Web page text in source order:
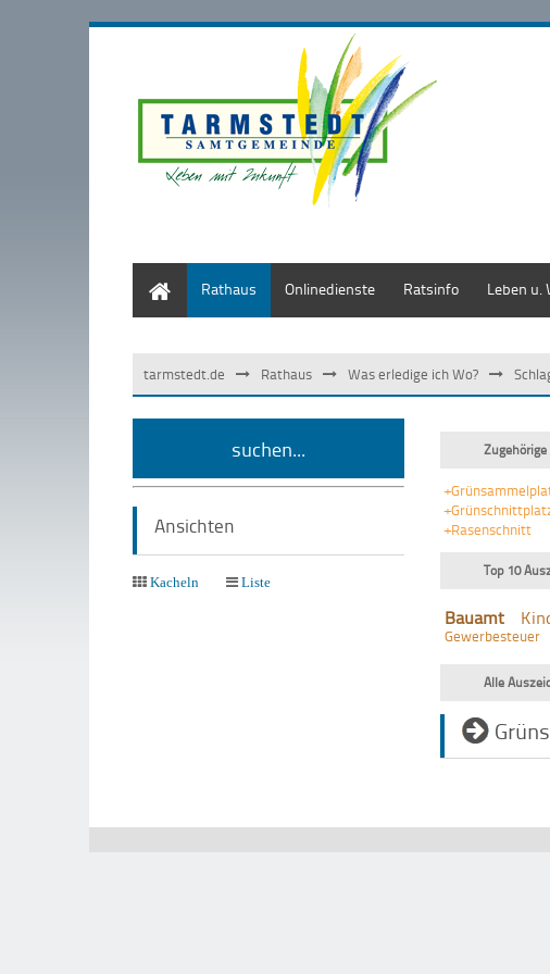
Rathaus Onlinedienste Ratsinfo Leben u.
tarmstedt.de Rathaus Was erledige ich Wo?
suchen...
Ansichten
Kacheln Liste
+Rasenschnitt
Top 10
Bauamt
Gewerbesteuer
Alle